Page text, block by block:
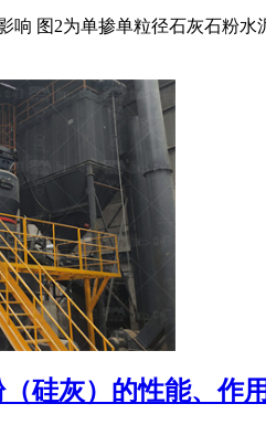
响 图2为单掺单粒径石灰石粉
硅灰）的性能、作